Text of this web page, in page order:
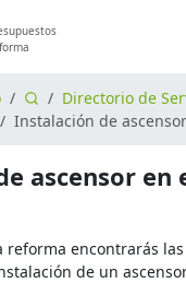
Directorio de
Instalación de ascensor
ascensor en
reforma encontrarás
de un